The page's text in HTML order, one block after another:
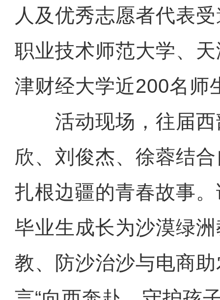
人及优秀志愿者代表
职业技术师范大学、
津财经大学近200名师
活动现场，往届西
欣、刘俊杰、徐蓉结
扎根边疆的青春故事
毕业生成长为沙漠绿
教、防沙治沙与电商